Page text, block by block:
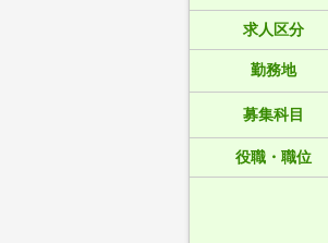
求人区分
勤務地
募集科目
役職・職位